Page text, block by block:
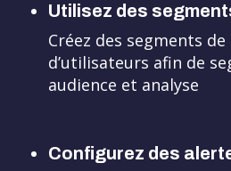
Utilisez des
Créez des segments
d’utilisateurs afin de
audience et analyse
Configurez des